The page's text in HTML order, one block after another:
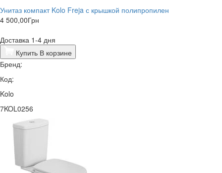
Унитаз компакт Kolo Freja с крышкой полипропилен
4 500,00Грн
Доставка 1-4 дня
Купить В корзине
Бренд:
Код:
Kolo
7KOL0256